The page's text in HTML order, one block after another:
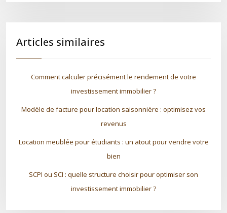
Articles similaires
Comment calculer précisément le rendement de votre
investissement immobilier ?
Modèle de facture pour location saisonnière : optimisez vos
revenus
Location meublée pour étudiants : un atout pour vendre votre
bien
SCPI ou SCI : quelle structure choisir pour optimiser son
investissement immobilier ?